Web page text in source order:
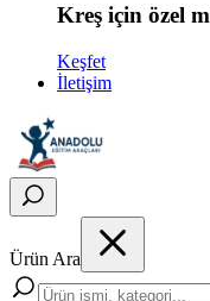
Kreş için özel
Keşfet
İletişim
Ürün Ara